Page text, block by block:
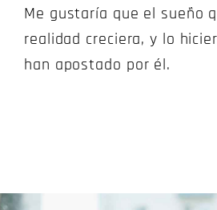
Me gustaría que el sueño
realidad creciera, y lo
han apostado por él.